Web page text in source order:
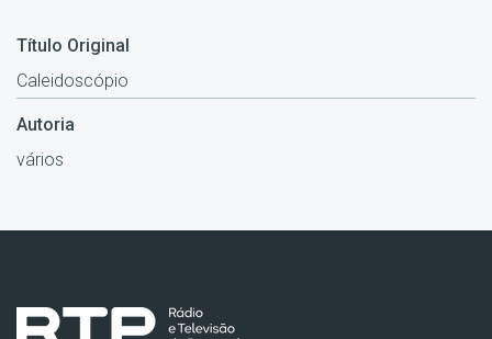
Título Original
Caleidoscópio
Autoria
vários